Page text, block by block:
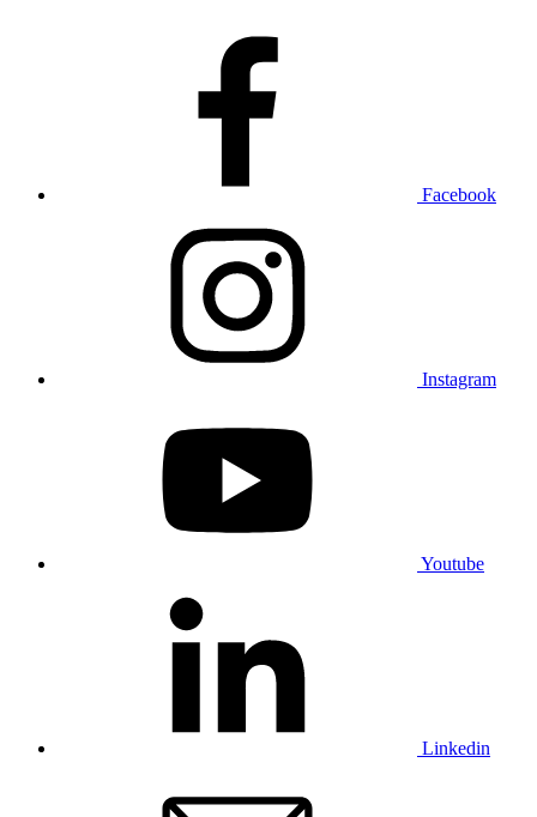
Facebook
Instagram
Youtube
Linkedin